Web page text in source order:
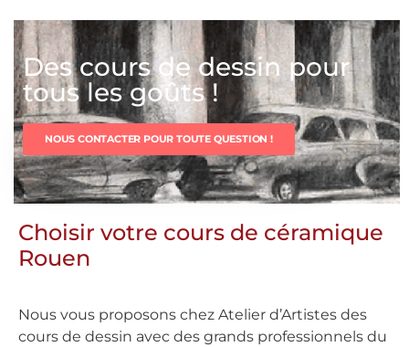
Des cours de dessin pour
tous les goûts !
NOUS CONTACTER POUR TOUTE QUESTION !
Choisir votre cours de céramique
Rouen
Nous vous proposons chez Atelier d’Artistes des
cours de dessin avec des grands professionnels du